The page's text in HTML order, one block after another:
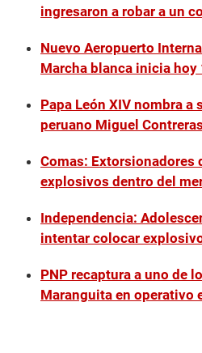
ingresaron a robar a un
Nuevo Aeropuerto
Marcha blanca inicia hoy
Papa León XIV nombra a
peruano Miguel Contreras
Comas: Extorsionadores
explosivos dentro del
Independencia:
intentar colocar
PNP recaptura a uno de
Maranguita en operativo